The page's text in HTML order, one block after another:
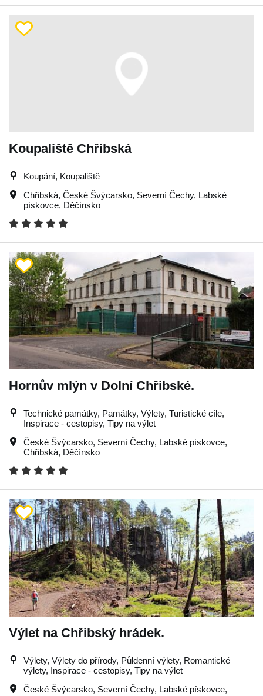
Koupaliště Chřibská
Koupání, Koupaliště
Chřibská, České Švýcarsko, Severní Čechy, Labské
pískovce, Děčínsko
Hornův mlýn v Dolní Chřibské.
Technické památky, Památky, Výlety, Turistické cíle,
Inspirace - cestopisy, Tipy na výlet
České Švýcarsko, Severní Čechy, Labské pískovce,
Chřibská, Děčínsko
Výlet na Chřibský hrádek.
Výlety, Výlety do přírody, Půldenní výlety, Romantické
výlety, Inspirace - cestopisy, Tipy na výlet
České Švýcarsko, Severní Čechy, Labské pískovce,